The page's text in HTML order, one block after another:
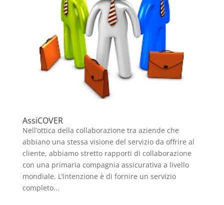
AssiCOVER
Nell’ottica della collaborazione tra aziende che
abbiano una stessa visione del servizio da offrire al
cliente, abbiamo stretto rapporti di collaborazione
con una primaria compagnia assicurativa a livello
mondiale. L’intenzione è di fornire un servizio
completo...